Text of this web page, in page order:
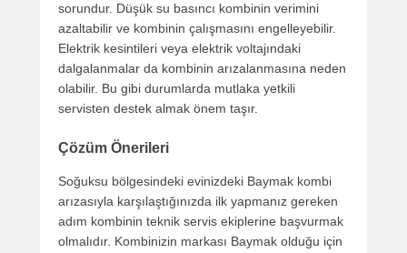
sorundur. Düşük su basıncı kombinin verimini
azaltabilir ve kombinin çalışmasını engelleyebilir.
Elektrik kesintileri veya elektrik voltajındaki
dalgalanmalar da kombinin arızalanmasına neden
olabilir. Bu gibi durumlarda mutlaka yetkili
servisten destek almak önem taşır.
Çözüm Önerileri
Soğuksu bölgesindeki evinizdeki Baymak kombi
arızasıyla karşılaştığınızda ilk yapmanız gereken
adım kombinin teknik servis ekiplerine başvurmak
olmalıdır. Kombinizin markası Baymak olduğu için